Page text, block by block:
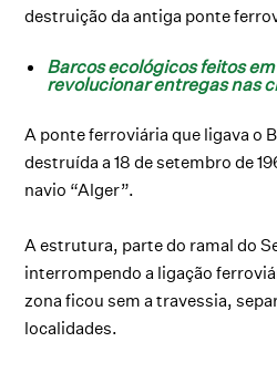
destruição da antiga ponte
Barcos ecológicos feitos
revolucionar entregas nas
A ponte ferroviária que ligava o
destruída a 18 de setembro de
navio “Alger”.
A estrutura, parte do ramal do
interrompendo a ligação
zona ficou sem a travessia,
localidades.